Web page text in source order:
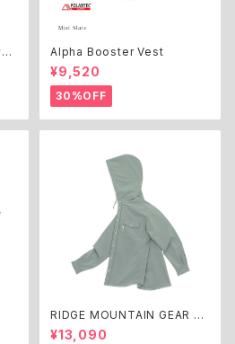
Alpha Booster Vest
¥9,520
30%OFF
RIDGE MOUNTAIN GEAR H
ooded Long Sleeve Shirt
¥13,090